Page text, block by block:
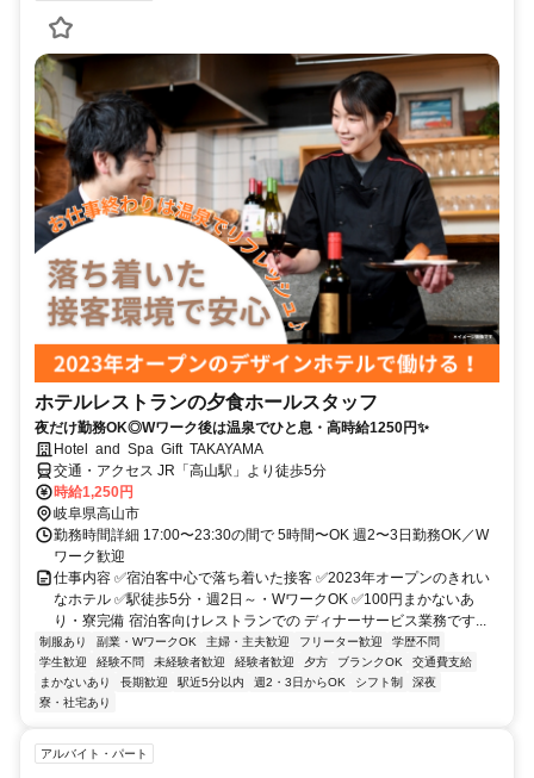
ホテルレストランの夕食ホールスタッフ
夜だけ勤務OK◎Wワーク後は温泉でひと息・高時給1250円✨
Hotel and Spa Gift TAKAYAMA
交通・アクセス JR「高山駅」より徒歩5分
時給1,250円
岐阜県高山市
勤務時間詳細 17:00〜23:30の間で 5時間〜OK 週2〜3日勤務OK／W
ワーク歓迎
仕事内容 ✅宿泊客中心で落ち着いた接客 ✅2023年オープンのきれい
なホテル ✅駅徒歩5分・週2日～・WワークOK ✅100円まかないあ
り・寮完備 宿泊客向けレストランでの ディナーサービス業務です...
制服あり 副業・WワークOK 主婦・主夫歓迎 フリーター歓迎
学歴不問
学生歓迎
経験不問 未経験者歓迎 経験者歓迎 夕方 ブランクOK
交通費支給
まかないあり
長期歓迎 駅近5分以内 週2・3日からOK シフト制
深夜
寮・社宅あり
アルバイト・パート